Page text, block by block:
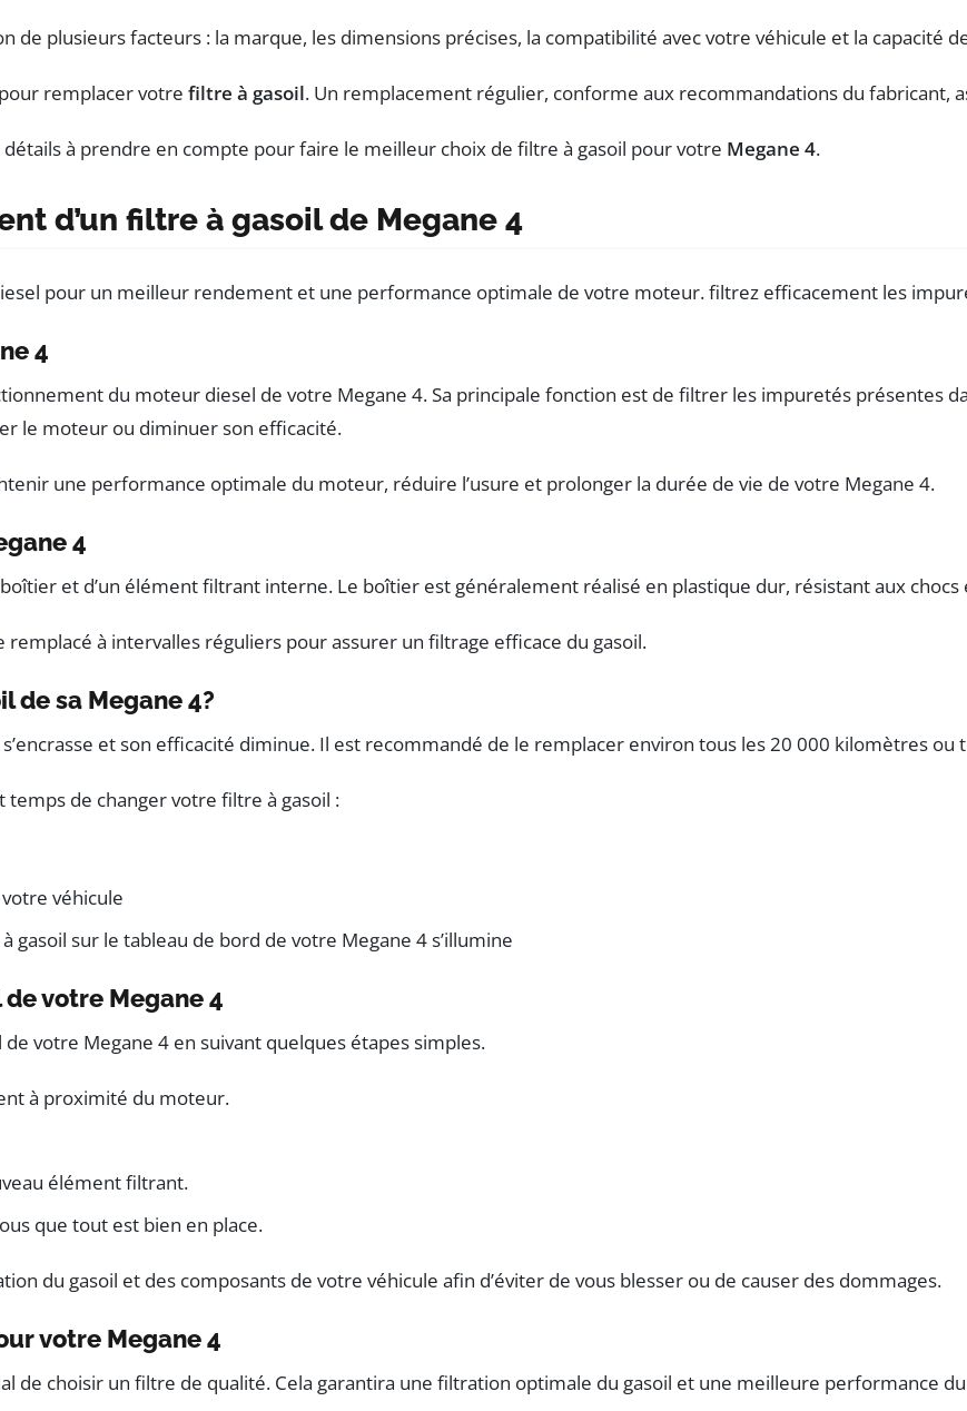
de plusieurs facteurs : la marque, les dimensions précises, la compatibilité avec votre véhicule et la
remplacer votre filtre à gasoil. Un remplacement régulier, conforme aux recommandations du
à prendre en compte pour faire le meilleur choix de filtre à gasoil pour votre Megane 4.
d’un filtre à gasoil de Megane 4
4
du moteur diesel de votre Megane 4. Sa principale fonction est de filtrer les impuretés
le moteur ou diminuer son efficacité.
une performance optimale du moteur, réduire l’usure et prolonger la durée de vie de votre Megane 4.
4
et d’un élément filtrant interne. Le boîtier est généralement réalisé en plastique dur, résistant aux
à intervalles réguliers pour assurer un filtrage efficace du gasoil.
de sa Megane 4?
s’encrasse et son efficacité diminue. Il est recommandé de le remplacer environ tous les 20 000
temps de changer votre filtre à gasoil :
véhicule
sur le tableau de bord de votre Megane 4 s’illumine
votre Megane 4
votre Megane 4 en suivant quelques étapes simples.
à proximité du moteur.
élément filtrant.
que tout est bien en place.
du gasoil et des composants de votre véhicule afin d’éviter de vous blesser ou de causer des dommages.
votre Megane 4
de choisir un filtre de qualité. Cela garantira une filtration optimale du gasoil et une meilleure performance